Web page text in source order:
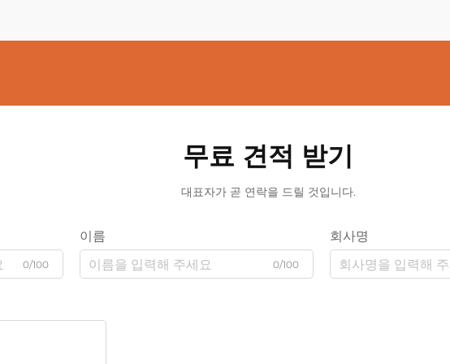
무료 견적 받기
대표자가 곧 연락을 드릴 것입니다.
0/100
이름
0/100
회사명